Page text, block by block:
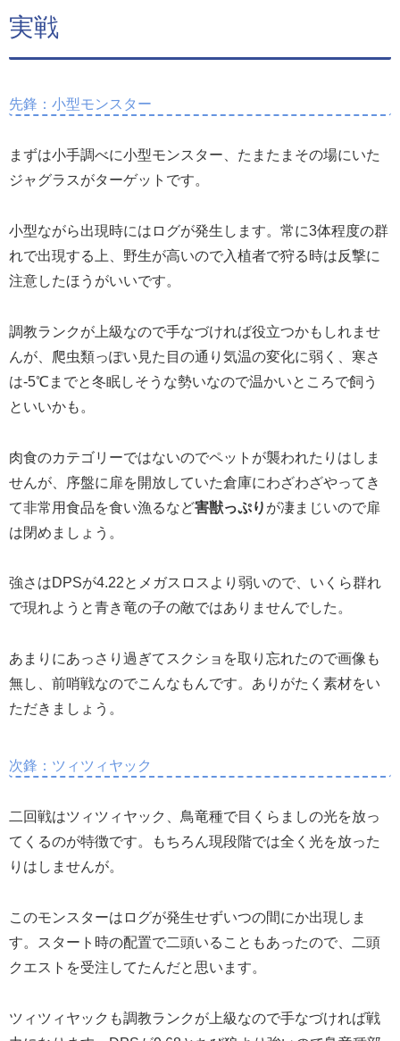
実戦
先鋒：小型モンスター
まずは小手調べに小型モンスター、たまたまその場にいた
ジャグラスがターゲットです。
小型ながら出現時にはログが発生します。常に3体程度の群
れで出現する上、野生が高いので入植者で狩る時は反撃に
注意したほうがいいです。
調教ランクが上級なので手なづければ役立つかもしれませ
んが、爬虫類っぽい見た目の通り気温の変化に弱く、寒さ
は-5℃までと冬眠しそうな勢いなので温かいところで飼う
といいかも。
肉食のカテゴリーではないのでペットが襲われたりはしま
せんが、序盤に扉を開放していた倉庫にわざわざやってき
て非常用食品を食い漁るなど害獣っぷり が凄まじいので扉
は閉めましょう。
強さはDPSが4.22とメガスロスより弱いので、いくら群れ
で現れようと青き竜の子の敵ではありませんでした。
あまりにあっさり過ぎてスクショを取り忘れたので画像も
無し、前哨戦なのでこんなもんです。ありがたく素材をい
ただきましょう。
次鋒：ツィツィヤック
二回戦はツィツィヤック、鳥竜種で目くらましの光を放っ
てくるのが特徴です。もちろん現段階では全く光を放った
りはしませんが。
このモンスターはログが発生せずいつの間にか出現しま
す。スタート時の配置で二頭いることもあったので、二頭
クエストを受注してたんだと思います。
ツィツィヤックも調教ランクが上級なので手なづければ戦